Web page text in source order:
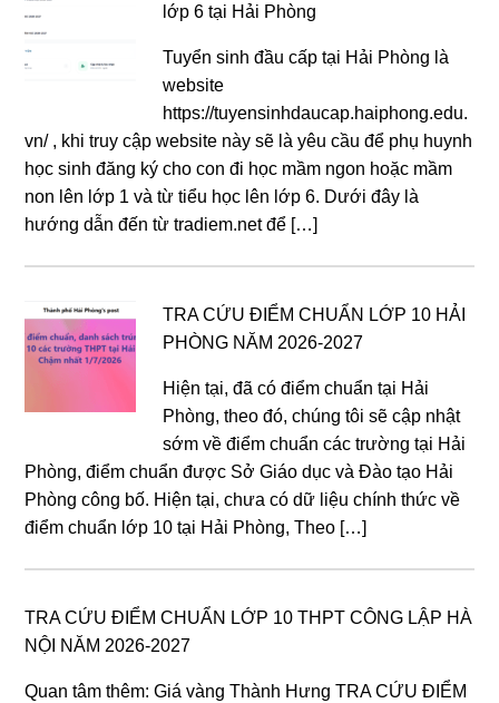
lớp 6 tại Hải Phòng
Tuyển sinh đầu cấp tại Hải Phòng là
website
https://tuyensinhdaucap.haiphong.edu.
vn/ , khi truy cập website này sẽ là yêu cầu để phụ huynh
học sinh đăng ký cho con đi học mầm ngon hoặc mầm
non lên lớp 1 và từ tiểu học lên lớp 6. Dưới đây là
hướng dẫn đến từ tradiem.net để […]
TRA CỨU ĐIỂM CHUẨN LỚP 10 HẢI
PHÒNG NĂM 2026-2027
Hiện tại, đã có điểm chuẩn tại Hải
Phòng, theo đó, chúng tôi sẽ cập nhật
sớm về điểm chuẩn các trường tại Hải
Phòng, điểm chuẩn được Sở Giáo dục và Đào tạo Hải
Phòng công bố. Hiện tại, chưa có dữ liệu chính thức về
điểm chuẩn lớp 10 tại Hải Phòng, Theo […]
TRA CỨU ĐIỂM CHUẨN LỚP 10 THPT CÔNG LẬP HÀ
NỘI NĂM 2026-2027
Quan tâm thêm: Giá vàng Thành Hưng TRA CỨU ĐIỂM